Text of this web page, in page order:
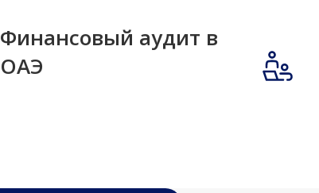
Финансовый аудит в
ОАЭ